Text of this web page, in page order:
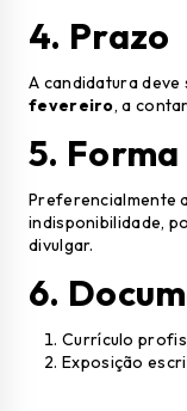
4. Prazo
A candidatura
fevereiro, a
5. Forma
Preferencialmente
indisponibilidade,
divulgar.
6.
Currículo
Exposição